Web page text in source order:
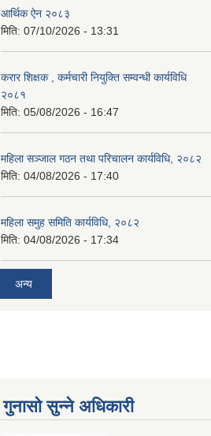
आर्थिक ऐन २०८३
मिति: 07/10/2026 - 13:31
करार शिक्षक , कर्मचारी नियुक्ति सम्वन्धी कार्यविधि
२०८१
मिति: 05/08/2026 - 16:47
महिला सञ्जाल गठन तथा परिचालन कार्यविधि, २०८२
मिति: 04/08/2026 - 17:40
महिला समुह समिति कार्यविधि, २०८२
मिति: 04/08/2026 - 17:34
अन्य
गुनासो सुन्ने अधिकारी